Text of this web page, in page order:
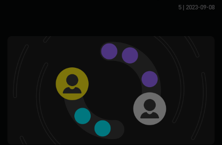
2023-09-08